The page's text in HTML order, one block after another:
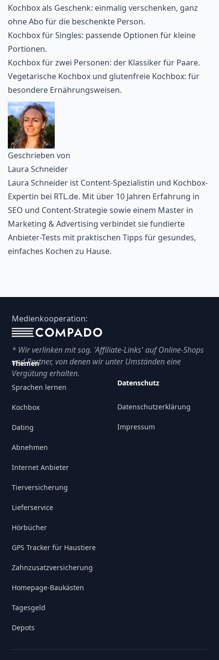
Kochbox als Geschenk: einmalig verschenken, ganz
ohne Abo für die beschenkte Person.
Kochbox für Singles: passende Optionen für kleine
Portionen.
Kochbox für zwei Personen: der Klassiker für Paare.
Vegetarische Kochbox und glutenfreie Kochbox: für
besondere Ernährungsweisen.
Geschrieben von
Laura Schneider
Laura Schneider ist Content-Spezialistin und Kochbox-
Expertin bei RTL.de. Mit über 10 Jahren Erfahrung in
SEO und Content-Strategie sowie einem Master in
Marketing & Advertising verbindet sie fundierte
Anbieter-Tests mit praktischen Tipps für gesundes,
einfaches Kochen zu Hause.
Medienkooperation:
* Wir verlinken mit sog. 'Affiliate-Links' auf Online-Shops
und Partner, von denen wir unter Umständen eine
Vergütung erhalten.
Themen
Sprachen lernen
Kochbox
Dating
Abnehmen
Internet Anbieter
Tierversicherung
Lieferservice
Hörbücher
GPS Tracker für Haustiere
Zahnzusatzversicherung
Homepage-Baukästen
Tagesgeld
Depots
Datenschutz
Datenschutzerklärung
Impressum